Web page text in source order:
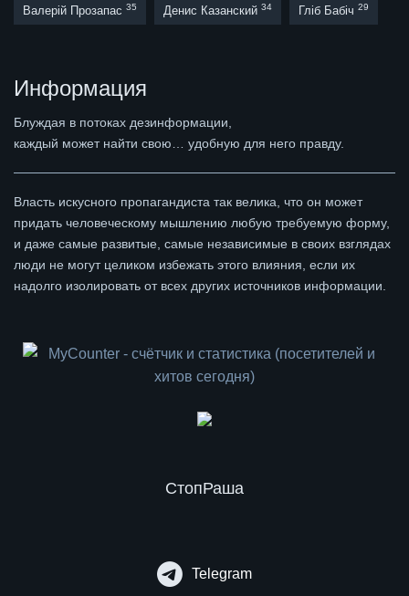
Валерій Прозапас 35 Денис Казанский 34 Гліб Бабіч 29
Информация
Блуждая в потоках дезинформации,
каждый может найти свою… удобную для него правду.
Власть искусного пропагандиста так велика, что он может
придать человеческому мышлению любую требуемую форму,
и даже самые развитые, самые независимые в своих взглядах
люди не могут целиком избежать этого влияния, если их
надолго изолировать от всех других источников информации.
СтопРаша
Telegram